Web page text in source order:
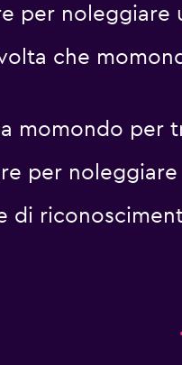
per noleggiare
che
momondo per
per
di